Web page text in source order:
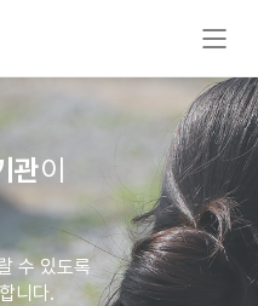
관이
수 있도록
니다.